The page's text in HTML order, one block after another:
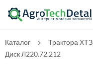
Каталог Трактора ХТЗ
Диск Л220.72.212